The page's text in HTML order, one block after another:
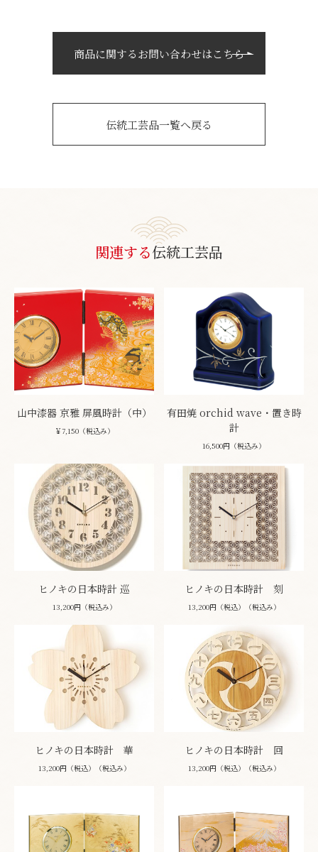
商品に関するお問い合わせはこちら
伝統工芸品一覧へ戻る
関連する伝統工芸品
山中漆器 京雅 屏風時計（中）
￥7,150（税込み）
有田焼 orchid wave・置き時
計
16,500円（税込み）
ヒノキの日本時計 巡
13,200円（税込み）
ヒノキの日本時計 刻
13,200円（税込）（税込み）
ヒノキの日本時計 華
13,200円（税込）（税込み）
ヒノキの日本時計 回
13,200円（税込）（税込み）